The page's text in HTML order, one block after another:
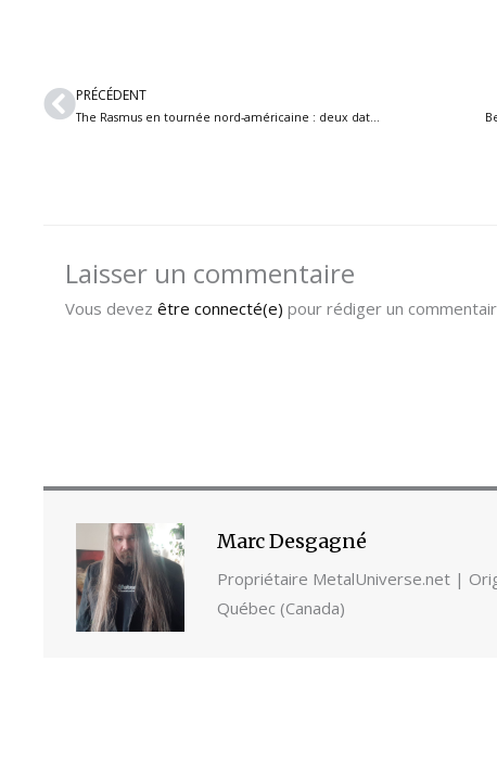
Précédent
PRÉCÉDENT
The Rasmus en tournée nord-américaine : deux dates au Québec en septembre
Laisser un commentaire
Vous devez être connecté(e) pour rédiger un
Marc Desgagné
Propriétaire MetalUniverse.net |
Québec (Canada)